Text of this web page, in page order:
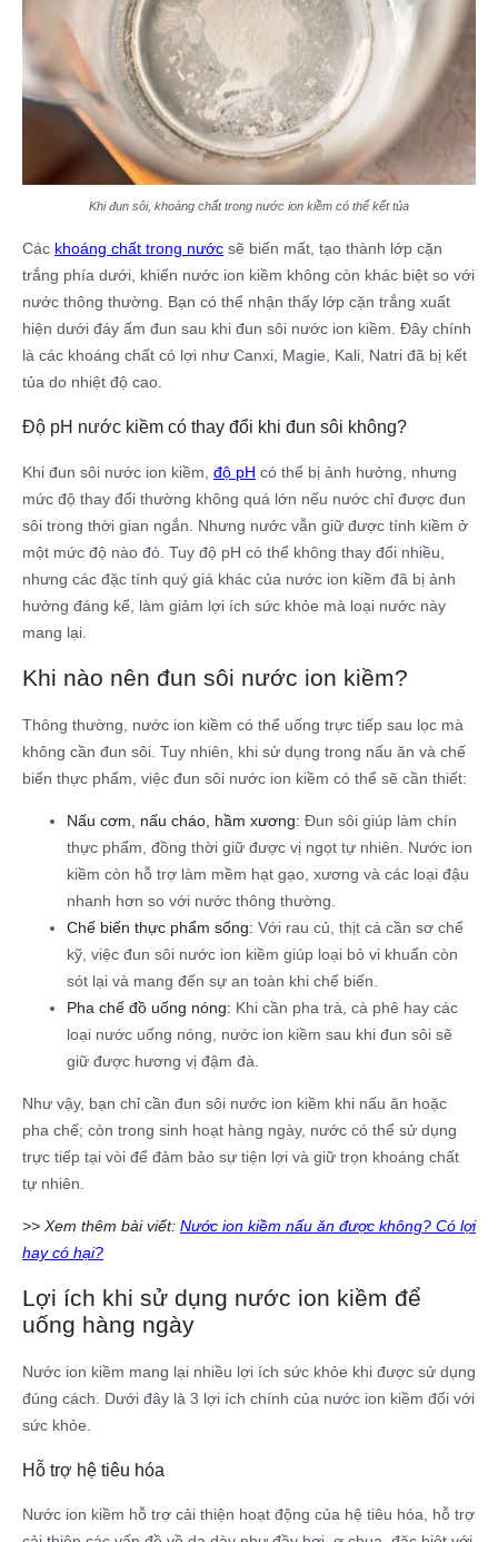
Khi đun sôi, khoáng chất trong nước ion kiềm có thể kết tủa
Các khoáng chất trong nước sẽ biến mất, tạo thành lớp cặn
trắng phía dưới, khiến nước ion kiềm không còn khác biệt so với
nước thông thường. Bạn có thể nhận thấy lớp cặn trắng xuất
hiện dưới đáy ấm đun sau khi đun sôi nước ion kiềm. Đây chính
là các khoáng chất có lợi như Canxi, Magie, Kali, Natri đã bị kết
tủa do nhiệt độ cao.
Độ pH nước kiềm có thay đổi khi đun sôi không?
Khi đun sôi nước ion kiềm, độ pH có thể bị ảnh hưởng, nhưng
mức độ thay đổi thường không quá lớn nếu nước chỉ được đun
sôi trong thời gian ngắn. Nhưng nước vẫn giữ được tính kiềm ở
một mức độ nào đó. Tuy độ pH có thể không thay đổi nhiều,
nhưng các đặc tính quý giá khác của nước ion kiềm đã bị ảnh
hưởng đáng kể, làm giảm lợi ích sức khỏe mà loại nước này
mang lại.
Khi nào nên đun sôi nước ion kiềm?
Thông thường, nước ion kiềm có thể uống trực tiếp sau lọc mà
không cần đun sôi. Tuy nhiên, khi sử dụng trong nấu ăn và chế
biến thực phẩm, việc đun sôi nước ion kiềm có thể sẽ cần thiết:
Nấu cơm, nấu cháo, hầm xương: Đun sôi giúp làm chín
thực phẩm, đồng thời giữ được vị ngọt tự nhiên. Nước ion
kiềm còn hỗ trợ làm mềm hạt gạo, xương và các loại đậu
nhanh hơn so với nước thông thường.
Chế biến thực phẩm sống: Với rau củ, thịt cá cần sơ chế
kỹ, việc đun sôi nước ion kiềm giúp loại bỏ vi khuẩn còn
sót lại và mang đến sự an toàn khi chế biến.
Pha chế đồ uống nóng: Khi cần pha trà, cà phê hay các
loại nước uống nóng, nước ion kiềm sau khi đun sôi sẽ
giữ được hương vị đậm đà.
Như vậy, bạn chỉ cần đun sôi nước ion kiềm khi nấu ăn hoặc
pha chế; còn trong sinh hoạt hàng ngày, nước có thể sử dụng
trực tiếp tại vòi để đảm bảo sự tiện lợi và giữ trọn khoáng chất
tự nhiên.
>> Xem thêm bài viết: Nước ion kiềm nấu ăn được không? Có lợi
hay có hại?
Lợi ích khi sử dụng nước ion kiềm để
uống hàng ngày
Nước ion kiềm mang lại nhiều lợi ích sức khỏe khi được sử dụng
đúng cách. Dưới đây là 3 lợi ích chính của nước ion kiềm đối với
sức khỏe.
Hỗ trợ hệ tiêu hóa
Nước ion kiềm hỗ trợ cải thiện hoạt động của hệ tiêu hóa, hỗ trợ